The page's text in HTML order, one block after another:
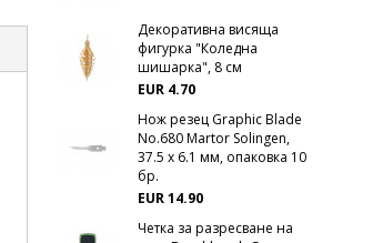
Декоративна висяща
фигурка "Коледна
шишарка", 8 см
EUR 4.70
Нож резец Graphic Blade
No.680 Martor Solingen,
37.5 х 6.1 мм, опаковка 10
бр.
EUR 14.90
Четка за разресване на